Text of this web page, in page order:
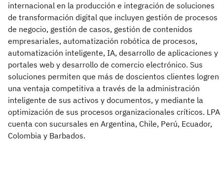
internacional en la producción e integración de soluciones
de transformación digital que incluyen gestión de procesos
de negocio, gestión de casos, gestión de contenidos
empresariales, automatización robótica de procesos,
automatización inteligente, IA, desarrollo de aplicaciones y
portales web y desarrollo de comercio electrónico. Sus
soluciones permiten que más de doscientos clientes logren
una ventaja competitiva a través de la administración
inteligente de sus activos y documentos, y mediante la
optimización de sus procesos organizacionales críticos. LPA
cuenta con sucursales en Argentina, Chile, Perú, Ecuador,
Colombia y Barbados.